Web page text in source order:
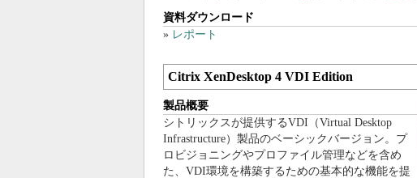
資料ダウンロード
» レポート
Citrix XenDesktop 4 VDI Edition
製品概要
シトリックスが提供するVDI（Virtual Desktop
Infrastructure）製品のベーシックバージョン。プ
ロビジョニングやプロファイル管理などを含め
た、VDI環境を構築するための基本的な機能を提